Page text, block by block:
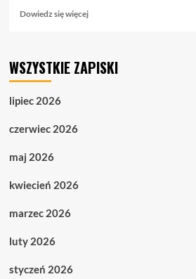
Dowiedz się więcejDowiedz
30.12.
WSZYSTKIE ZAPISKI
lipiec 2026
czerwiec 2026
maj 2026
kwiecień 2026
marzec 2026
luty 2026
styczeń 2026